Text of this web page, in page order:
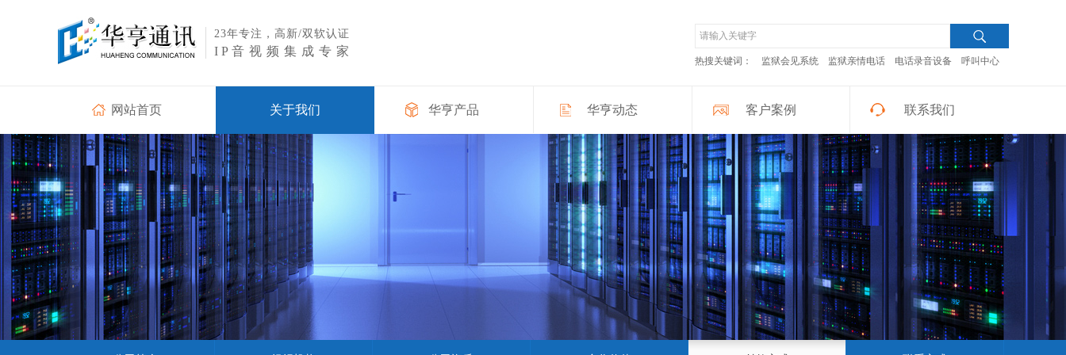
热搜关键词： 监狱会见系统 监狱亲情电话 电话录音设备 呼叫中心
网站首页 关于我们 华亨产品 华亨动态 客户案例 联系我们
23年专注，高新/双软认证
IP 音视频集成专家